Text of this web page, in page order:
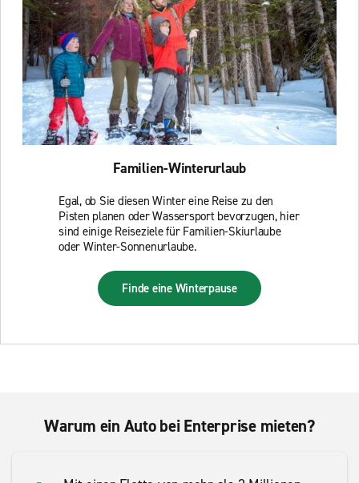
Familien-Winterurlaub
Egal, ob Sie diesen Winter eine Reise zu den
Pisten planen oder Wassersport bevorzugen, hier
sind einige Reiseziele für Familien-Skiurlaube
oder Winter-Sonnenurlaube.
Finde eine Winterpause
Warum ein Auto bei Enterprise mieten?